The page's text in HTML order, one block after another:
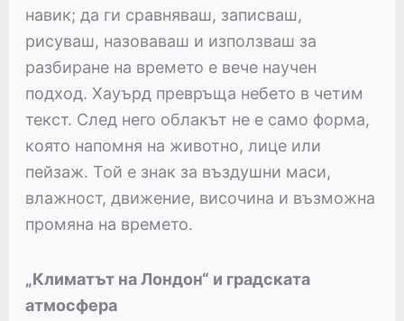
навик; да ги сравняваш, записваш,
рисуваш, назоваваш и използваш за
разбиране на времето е вече научен
подход. Хауърд превръща небето в четим
текст. След него облакът не е само форма,
която напомня на животно, лице или
пейзаж. Той е знак за въздушни маси,
влажност, движение, височина и възможна
промяна на времето.
„Климатът на Лондон“ и градската
атмосфера